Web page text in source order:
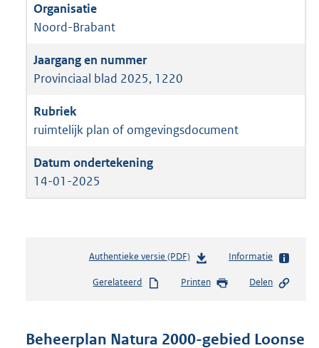
Noord-Brabant
Provinciaal blad 2025, 1220
ruimtelijk plan of omgevingsdocument
14-01-2025
Authentieke versie (PDF)b
s
n
Informatie
Gerelateerd Printen Delen
Beheerplan Natura 2000-gebied Loonse